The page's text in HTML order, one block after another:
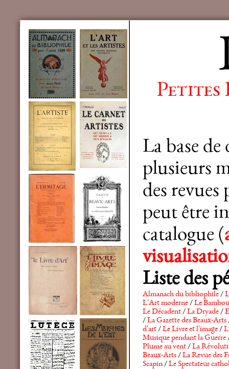
Petites
La base
plusieurs
des revues
peut être
catalogue (
Liste des
Almanach du bibliophile/
L'Art moderne/Le Bambou
Le Décadent/La Dryade/
/La Gazette des Beaux-Arts
d'art/Le Livre et l'image/
Musique pendant la Guerre
Plume au vent/La
Beaux-Arts/La Revue des
Scapin/Le Spectateur